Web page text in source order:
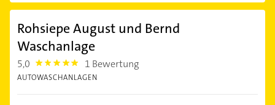
Rohsiepe August und Bernd
Waschanlage
5,0 5.0 1 Bewertung
AUTOWASCHANLAGEN